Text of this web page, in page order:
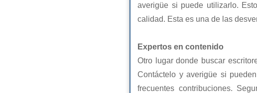
averigüe si puede utilizarlo.
calidad. Esta es una de las
Expertos en contenido
Otro lugar donde buscar
Contáctelo y averigüe si
frecuentes contribuciones.